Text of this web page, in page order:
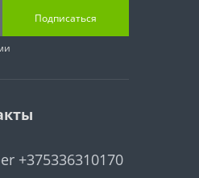
Подписаться
+375336310170